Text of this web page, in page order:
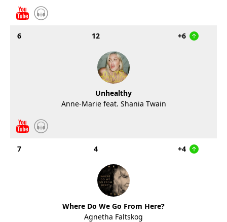
6 12 +6
Unhealthy
Anne-Marie feat. Shania Twain
7 4 +4
Where Do We Go From Here?
Agnetha Faltskog